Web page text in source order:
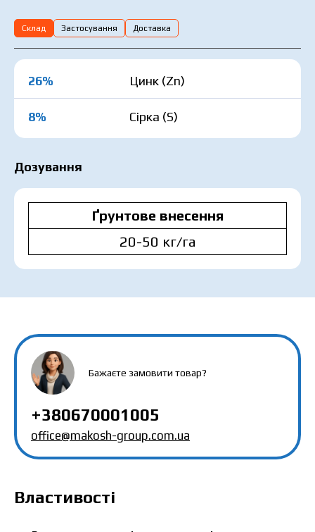
Склад Застосування Доставка
26% Цинк (Zn)
8% Сірка (S)
Дозування
Ґрунтове внесення
20-50 кг/га
Бажаєте замовити товар?
+380670001005
office@makosh-group.com.ua
Властивості